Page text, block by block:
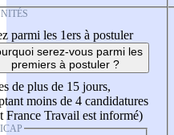
parmi les 1ers à postuler
serez-vous parmi les
premiers à postuler ?
de plus de 15 jours,
moins de 4 candidatures
France Travail est informé)